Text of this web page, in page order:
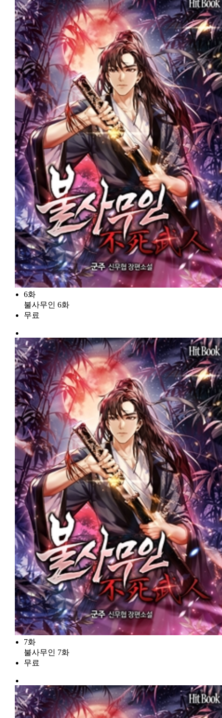
6화
불사무인 6화
무료
7화
불사무인 7화
무료